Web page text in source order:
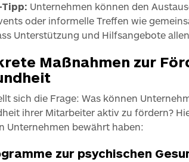
Unternehmen können den
oder informelle Treffen wie
Unterstützung und Hilfsangebote
Maßnahmen zur
sich die Frage: Was können
ihrer Mitarbeiter aktiv zu fördern?
Unternehmen bewährt haben:
zur psychischen